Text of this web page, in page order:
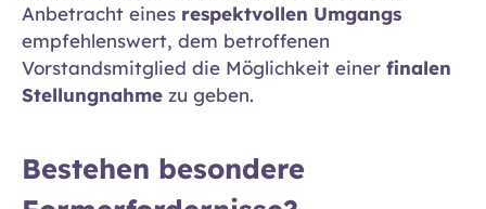
Anbetracht eines respektvollen Umgangs
empfehlenswert, dem betroffenen
Vorstandsmitglied die Möglichkeit einer finalen
Stellungnahme zu geben.
Bestehen besondere